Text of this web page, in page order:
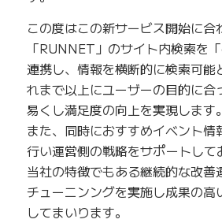
この度はこの新サービス開始に合
「RUNNET」のサイト内検索を
連携し、情報を横断的に検索可能
れまで以上にユーザーの目的に合
易くし満足度の向上を実現します。
また、同時におすすめイベント情
行い運営側の戦略をサポートして
当社の特徴でもある継続的な改善
チューニンングを実施し成果の高
してまいります。